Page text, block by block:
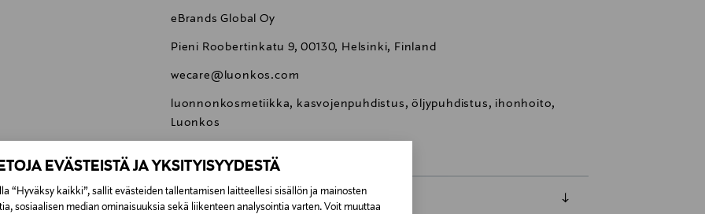
EVÄSTEISTÄ JA YKSITYISYYDESTÄ
“Hyväksy kaikki”, sallit evästeiden tallentamisen laitteellesi sisällön ja mainosten
sosiaalisen median ominaisuuksia sekä liikenteen analysointia varten. Voit muuttaa
eBrands Global Oy
Pieni Roobertinkatu 9, 00130, Helsinki, Finland
wecare@luonkos.com
luonnonkosmetiikka, kasvojenpuhdistus, öljypuhdistus, ihonhoito,
Luonkos